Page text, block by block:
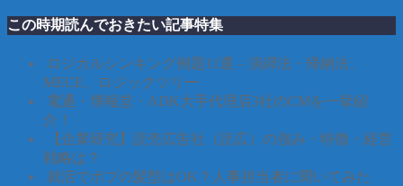
この時期読んでおきたい記事特集
ロジカルシンキング例題11選 – 演繹法・帰納法、
MECE、ロジックツリー
電通・博報堂・ADK大手代理店3社のCMを一挙紹
介！
【企業研究】読売広告社（読広）の強み・特徴・経営
戦略は？
就活でボブの髪型はOK？人事担当者に聞いてみた